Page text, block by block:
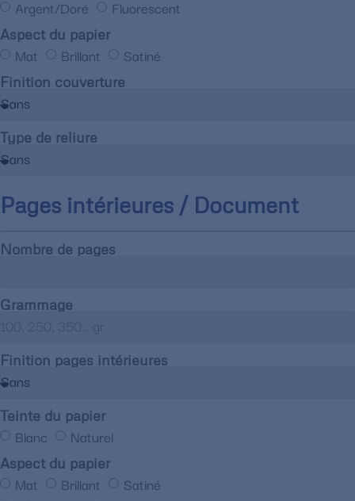
Argent/Doré Fluorescent
Aspect du papier
Mat Brillant Satiné
Finition couverture
Type de reliure
Pages intérieures / Document
Nombre de pages
Grammage
Finition pages intérieures
Teinte du papier
Blanc Naturel
Aspect du papier
Mat Brillant Satiné